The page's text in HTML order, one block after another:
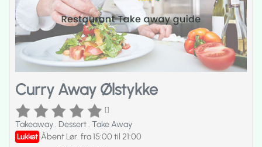
Curry Away Ølstykke
[]
Takeaway. Dessert. Take Away
Lukket Åbent Lør. fra 15:00 til 21:00